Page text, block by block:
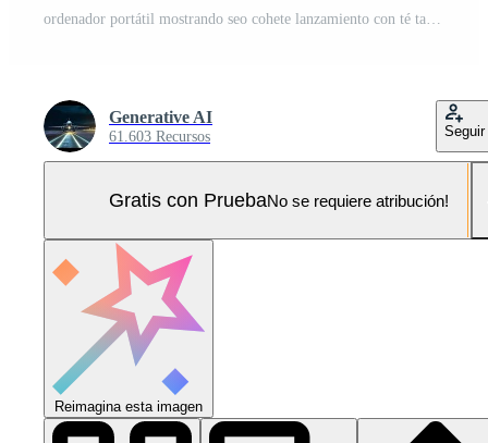
ordenador portátil mostrando seo cohete lanzamiento con té taza y papelería para márketing conceptos Foto Pro
Generative AI
61.603 Recursos Seguir
Gratis con PruebaNo se requiere atribución!
Reimagina esta imagen